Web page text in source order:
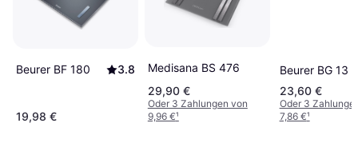
Beurer BF 180 3.8
19,98 €
Medisana BS 476
29,90 €
Oder 3 Zahlungen von
9,96 €¹
Beurer BG 13
23,60 €
Oder 3
7,86 €¹